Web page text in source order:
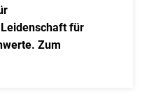
für
Zum